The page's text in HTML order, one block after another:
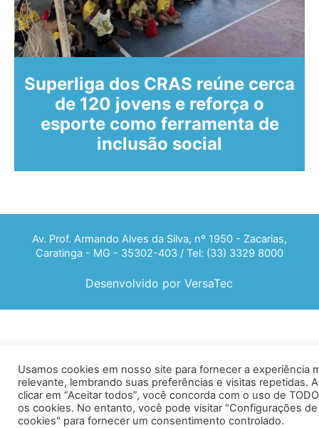
Superliga dos CRAS reúne cerca
de 120 jovens e reforça o
esporte como ferramenta de
inclusão social
Av. Prof. Armando Alves da Silva, nº 1950 - Zacarias,
Caratinga - MG - 35302-403 / Tel: (33) 3329 8000
Desenvolvido por VersaTec
Usamos cookies em nosso site para fornecer a experiência
relevante, lembrando suas preferências e visitas repetidas.
clicar em “Aceitar todos”, você concorda com o uso de
os cookies. No entanto, você pode visitar "Configurações de
cookies" para fornecer um consentimento controlado.